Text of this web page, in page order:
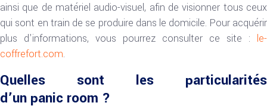
ainsi que de matériel audio-visuel, afin de visionner tous ceux
qui sont en train de se produire dans le domicile. Pour acquérir
plus d’informations, vous pourrez consulter ce site : le-
coffrefort.com.
Quelles sont les particularités
d’un panic room ?